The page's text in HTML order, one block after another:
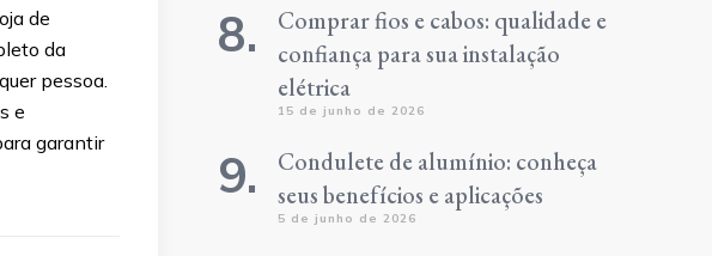
de
da
pessoa.
e
garantir
Comprar fios e cabos: qualidade e
confiança para sua instalação
elétrica
15 de junho de 2026
Condulete de alumínio: conheça
seus benefícios e aplicações
5 de junho de 2026